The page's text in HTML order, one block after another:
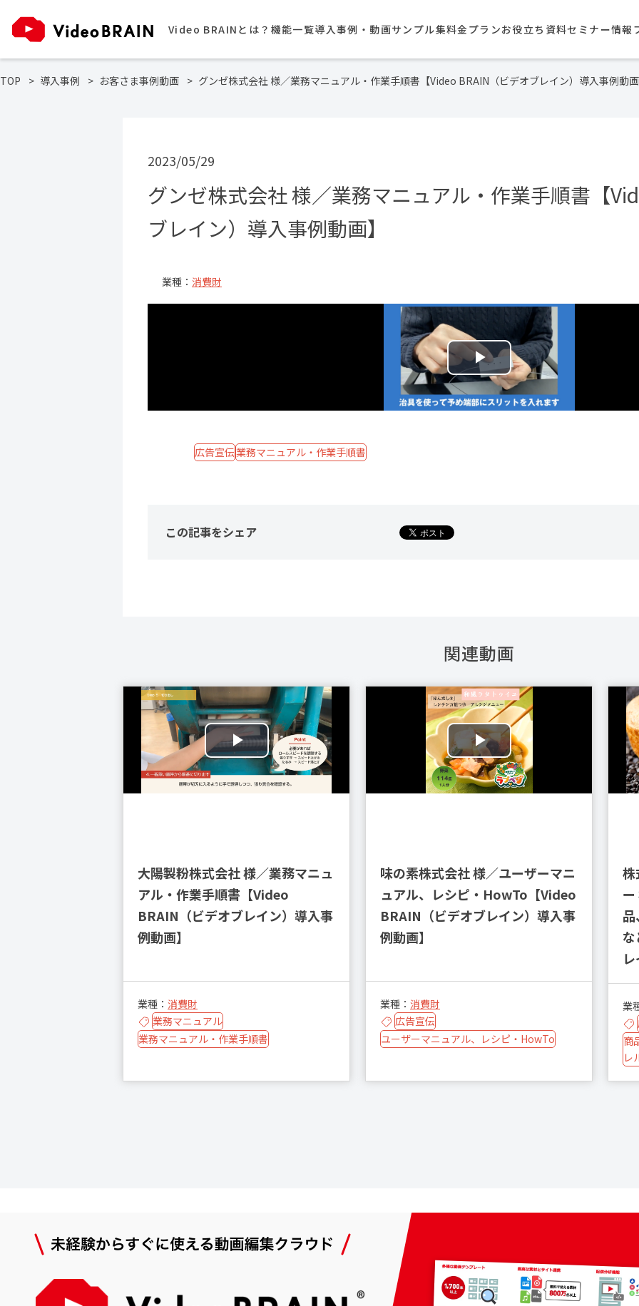
Video BRAINとは？ 機能一覧導入事例・動画サンプル集​料金プランお役立ち資料セミナー情報
TOP 導入事例 お客さま事例動画 グンゼ株式会社 様／業務マニュアル・作業手順書【Video BRAIN（ビデオブレイン）導入事例動
2023/05/29
グンゼ株式会社 様／業務マニュアル・作業手順書【
ブレイン）導入事例動画】
業種： 消費財
広告宣伝業務マニュアル・作業手順書
この記事をシェア
関連動画
大陽製粉株式会社 様／業務マニュ
アル・作業手順書【Video
BRAIN（ビデオブレイン）導入事
例動画】
業種： 消費財
業務マニュアル
業務マニュアル・作業手順書
味の素株式会社 様／ユーザーマニ
ュアル、レシピ・HowTo【Video
BRAIN（ビデオブレイン）導入事
例動画】
業種：消費財
広告宣伝
ユーザーマニュアル、レシピ・HowTo
株
業
商
レ